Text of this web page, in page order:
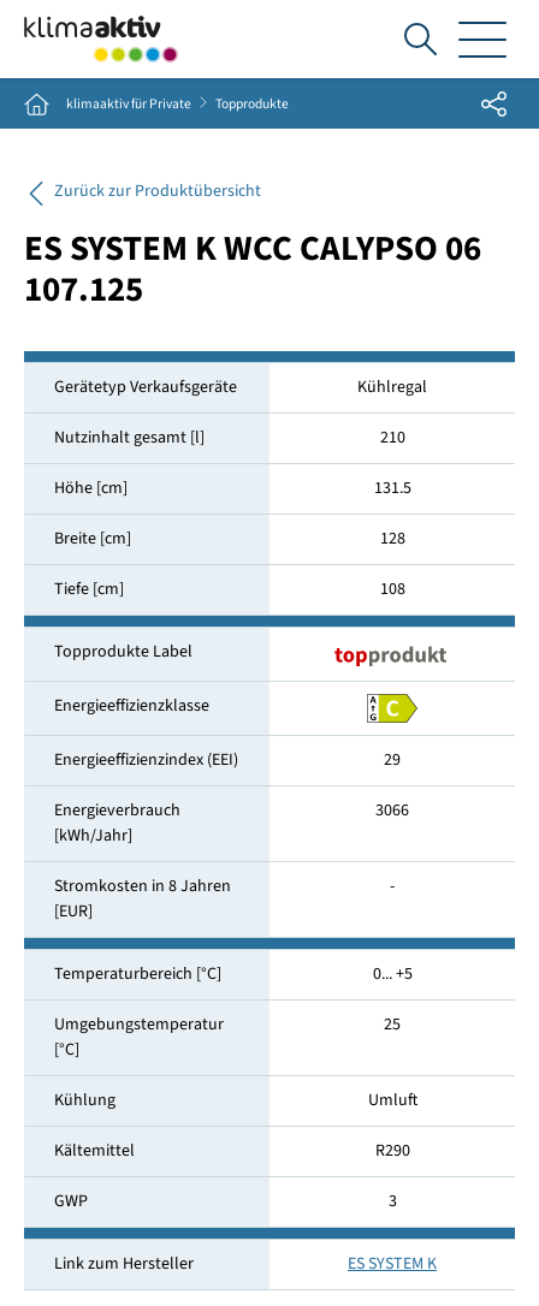
Ich
suche...
Home klimaaktiv für Private Topprodukte Share
Zurück zur Produktübersicht
ES SYSTEM K WCC CALYPSO 06
107.125
Gerätetyp Verkaufsgeräte Kühlregal
Nutzinhalt gesamt [l] 210
Höhe [cm] 131.5
Breite [cm] 128
Tiefe [cm] 108
Topprodukte Label
Energieeffizienzklasse
Energieeffizienzindex (EEI) 29
Energieverbrauch
[kWh/Jahr]
3066
Stromkosten in 8 Jahren
[EUR]
-
Temperaturbereich [°C] 0... +5
Umgebungstemperatur
[°C]
25
Kühlung Umluft
Kältemittel R290
GWP 3
Link zum Hersteller ES SYSTEM K